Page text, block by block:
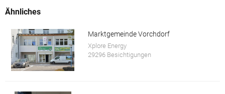
Ähnliches
Marktgemeinde Vorchdorf
Xplore Energy
29296 Besichtigungen